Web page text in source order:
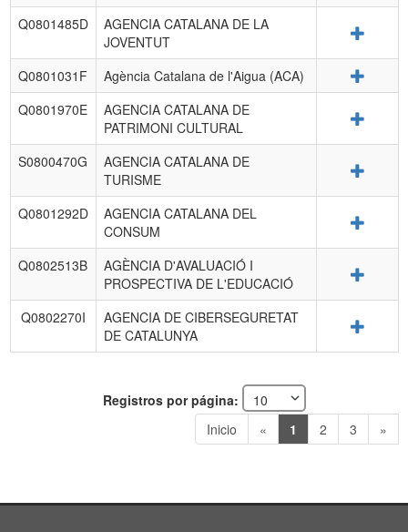
Q0801485D
AGENCIA CATALANA DE LA
JOVENTUT
Q0801031F Agència Catalana de l'Aigua (ACA)
Q0801970E
AGENCIA CATALANA DE
PATRIMONI CULTURAL
S0800470G
AGENCIA CATALANA DE
TURISME
Q0801292D
AGENCIA CATALANA DEL
CONSUM
Q0802513B
AGÈNCIA D'AVALUACIÓ I
PROSPECTIVA DE L'EDUCACIÓ
Q0802270I
AGENCIA DE CIBERSEGURETAT
DE CATALUNYA
Registros por página:
Inicio
« 1 2 3 »